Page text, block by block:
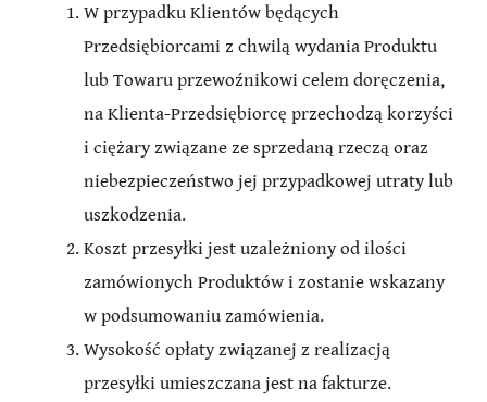
W przypadku Klientów będących
Przedsiębiorcami z chwilą wydania Produktu
lub Towaru przewoźnikowi celem doręczenia,
na Klienta-Przedsiębiorcę przechodzą korzyści
i ciężary związane ze sprzedaną rzeczą oraz
niebezpieczeństwo jej przypadkowej utraty lub
uszkodzenia.
Koszt przesyłki jest uzależniony od ilości
zamówionych Produktów i zostanie wskazany
w podsumowaniu zamówienia.
Wysokość opłaty związanej z realizacją
przesyłki umieszczana jest na fakturze.